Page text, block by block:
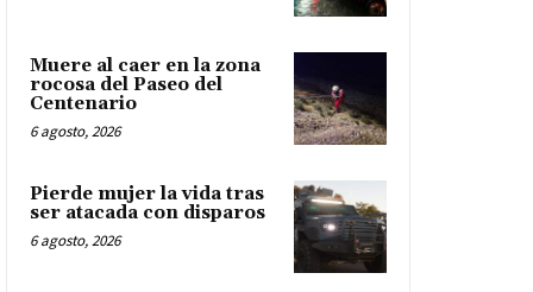
Muere al caer en la zona
rocosa del Paseo del
Centenario
6 agosto, 2026
Pierde mujer la vida tras
ser atacada con disparos
6 agosto, 2026